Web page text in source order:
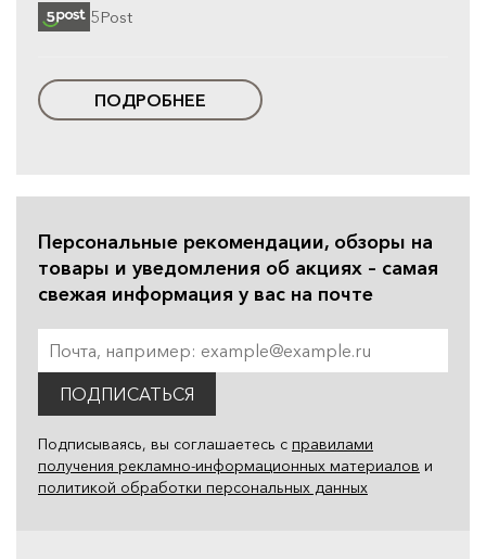
5Post
ПОДРОБНЕЕ
Персональные рекомендации, обзоры на
товары и уведомления об акциях – самая
свежая информация у вас на почте
ПОДПИСАТЬСЯ
Подписываясь, вы соглашаетесь с правилами
получения рекламно-информационных материалов и
политикой обработки персональных данных